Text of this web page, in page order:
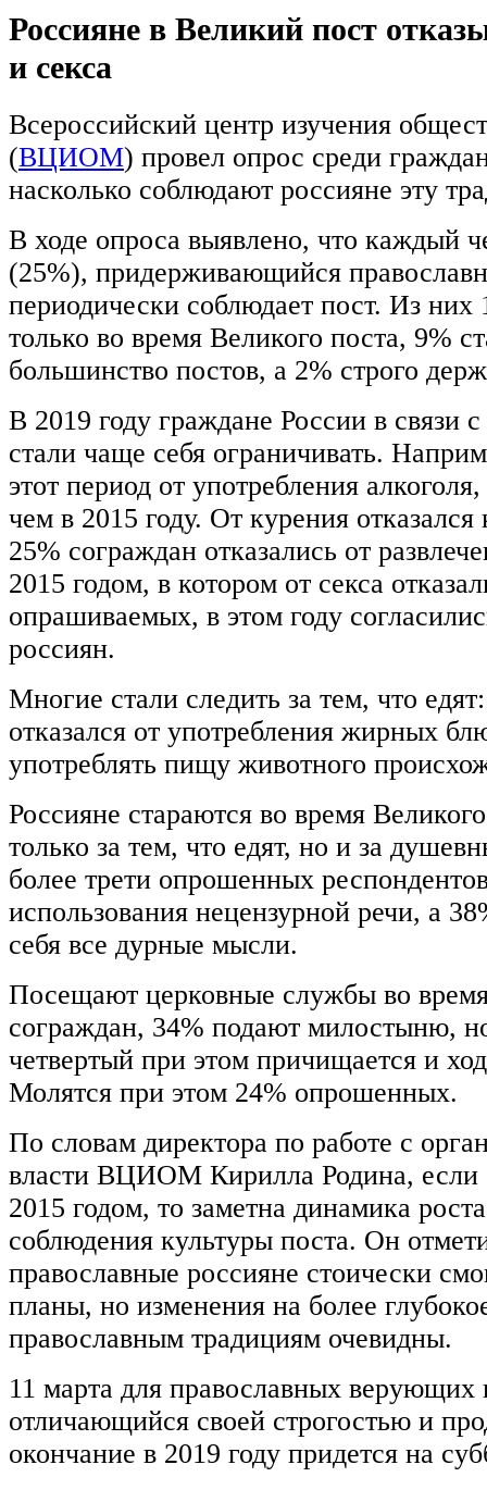
Россияне в Великий пост
и секса
Всероссийский центр изучения
(ВЦИОМ) провел опрос среди
насколько соблюдают россияне эту
В ходе опроса выявлено, что каждый
(25%), придерживающийся
периодически соблюдает пост. Из них
только во время Великого поста, 9%
большинство постов, а 2% строго
В 2019 году граждане России в связи
стали чаще себя ограничивать.
этот период от употребления
чем в 2015 году. От курения
25% сограждан отказались от
2015 годом, в котором от секса
опрашиваемых, в этом году
россиян.
Многие стали следить за тем, что
отказался от употребления жирных
употреблять пищу животного
Россияне стараются во время
только за тем, что едят, но и за
более трети опрошенных
использования нецензурной речи, а
себя все дурные мысли.
Посещают церковные службы во
сограждан, 34% подают милостыню,
четвертый при этом причищается и
Молятся при этом 24% опрошенных.
По словам директора по работе с
власти ВЦИОМ Кирилла Родина, если
2015 годом, то заметна динамика
соблюдения культуры поста. Он
православные россияне стоически
планы, но изменения на более
православным традициям очевидны.
11 марта для православных верующих
отличающийся своей строгостью и
окончание в 2019 году придется на